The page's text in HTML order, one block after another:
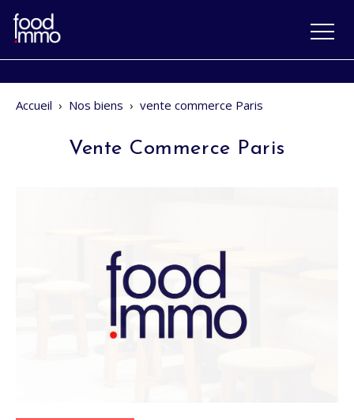
Accueil › Nos biens › vente commerce Paris
Vente Commerce Paris